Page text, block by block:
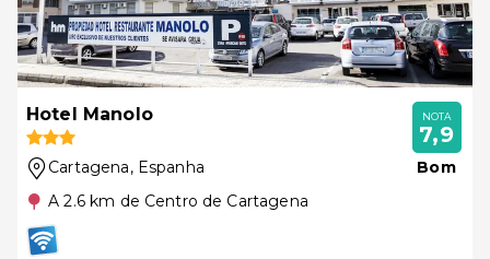
Hotel Manolo
Cartagena, Espanha
A 2.6 km de Centro de Cartagena
NOTA
7,9
Bom